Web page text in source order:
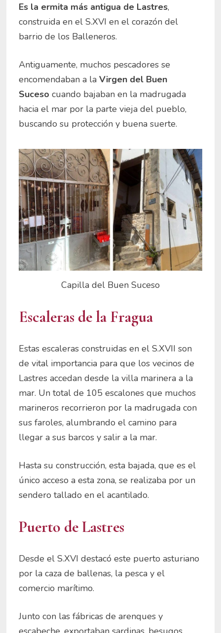
Es la ermita más antigua de Lastres,
construida en el S.XVI en el corazón del
barrio de los Balleneros.
Antiguamente, muchos pescadores se
encomendaban a la Virgen del Buen
Suceso cuando bajaban en la madrugada
hacia el mar por la parte vieja del pueblo,
buscando su protección y buena suerte.
Capilla del Buen Suceso
Escaleras de la Fragua
Estas escaleras construidas en el S.XVII son
de vital importancia para que los vecinos de
Lastres accedan desde la villa marinera a la
mar. Un total de 105 escalones que muchos
marineros recorrieron por la madrugada con
sus faroles, alumbrando el camino para
llegar a sus barcos y salir a la mar.
Hasta su construcción, esta bajada, que es el
único acceso a esta zona, se realizaba por un
sendero tallado en el acantilado.
Puerto de Lastres
Desde el S.XVI destacó este puerto asturiano
por la caza de ballenas, la pesca y el
comercio marítimo.
Junto con las fábricas de arenques y